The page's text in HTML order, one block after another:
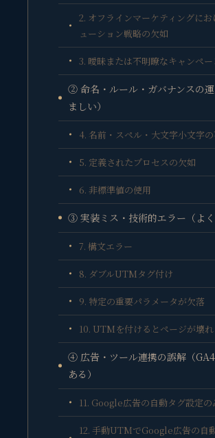
2. オフラインマーケティングに
ューション戦略の欠如
3. 曖昧または不明瞭なキャンペ
② 命名・ルール・ガバナンスの
ましい）
4. 名前・スペル・大文字小文字
5. 定義されたプロセスの欠如
6. 非標準値の使用
③ 実装ミス・技術的エラー（よく
7. 構文エラー
8. ダブルUTMタグ付け
9. 特定の重要パラメータが欠落
10. UTMを付けるとページが壊れ
④ 広告・ツール連携の誤解（
ある）
11. Google広告の自動タグ設定の
12. 手動UTMでGoogle広告の自